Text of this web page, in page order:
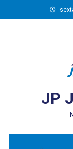
to
JP